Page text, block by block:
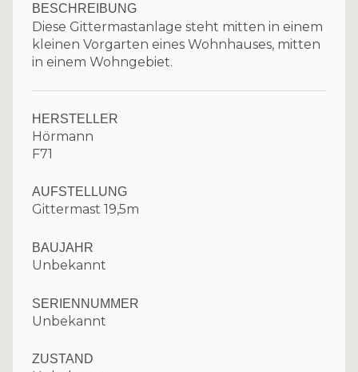
BESCHREIBUNG
Diese Gittermastanlage steht mitten in einem
kleinen Vorgarten eines Wohnhauses, mitten
in einem Wohngebiet.
HERSTELLER
Hörmann
F71
AUFSTELLUNG
Gittermast 19,5m
BAUJAHR
Unbekannt
SERIENNUMMER
Unbekannt
ZUSTAND